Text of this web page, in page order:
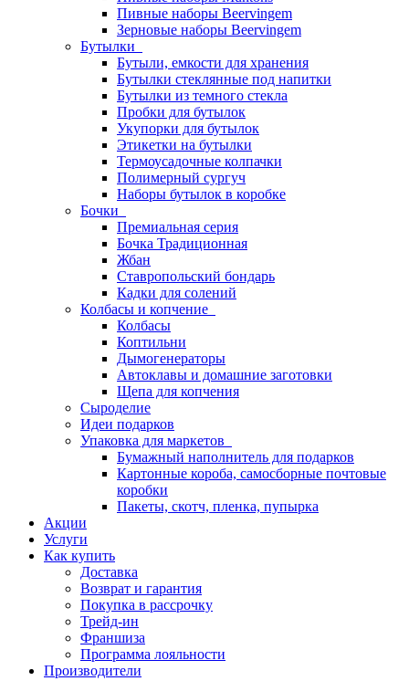
Пивные наборы Beervingem
Зерновые наборы Beervingem
Бутылки
Бутыли, емкости для хранения
Бутылки стеклянные под напитки
Бутылки из темного стекла
Пробки для бутылок
Укупорки для бутылок
Этикетки на бутылки
Термоусадочные колпачки
Полимерный сургуч
Наборы бутылок в коробке
Бочки
Премиальная серия
Бочка Традиционная
Жбан
Ставропольский бондарь
Кадки для солений
Колбасы и копчение
Колбасы
Коптильни
Дымогенераторы
Автоклавы и домашние заготовки
Щепа для копчения
Сыроделие
Идеи подарков
Упаковка для маркетов
Бумажный наполнитель для подарков
Картонные короба, самосборные почтовые
коробки
Пакеты, скотч, пленка, пупырка
Акции
Услуги
Как купить
Доставка
Возврат и гарантия
Покупка в рассрочку
Трейд-ин
Франшиза
Программа лояльности
Производители